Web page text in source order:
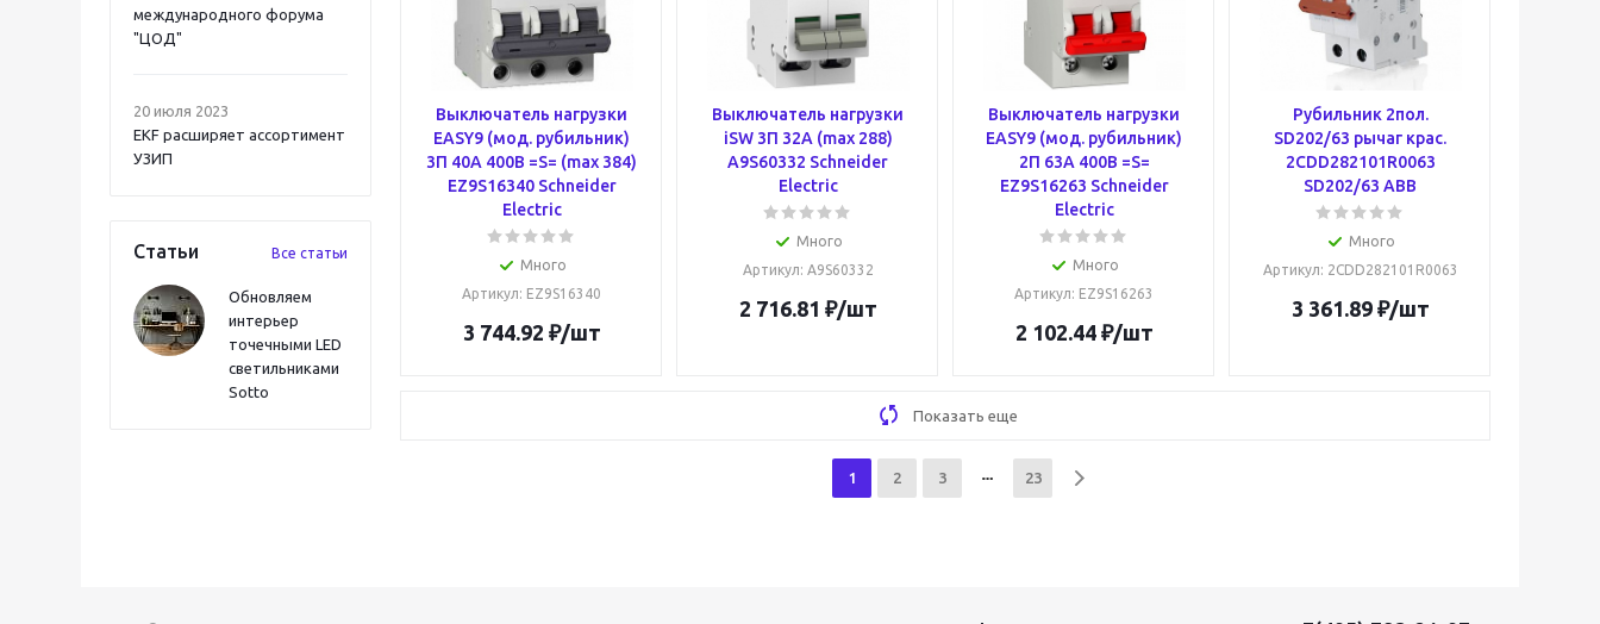
международного форума
"ЦОД"
20 июля 2023
EKF расширяет ассортимент
УЗИП
Статьи Все статьи
Обновляем
интерьер
точечными LED
светильниками
Sotto
Выключатель нагрузки
EASY9 (мод. рубильник)
3П 40А 400В =S= (max 384)
EZ9S16340 Schneider
Electric
Много
Артикул: EZ9S16340
3 744.92 ₽/шт
Выключатель нагрузки
iSW 3П 32A (max 288)
A9S60332 Schneider
Electric
Много
Артикул: A9S60332
2 716.81 ₽/шт
Выключатель нагрузки
EASY9 (мод. рубильник)
2П 63А 400В =S=
EZ9S16263 Schneider
Electric
Много
Артикул: EZ9S16263
2 102.44₽/шт
Рубильник 2пол.
SD202/63 рычаг крас.
2CDD282101R0063
SD202/63 ABB
Много
Артикул: 2CDD282101R0063
3 361.89₽/шт
Показать еще
1 2 3 23